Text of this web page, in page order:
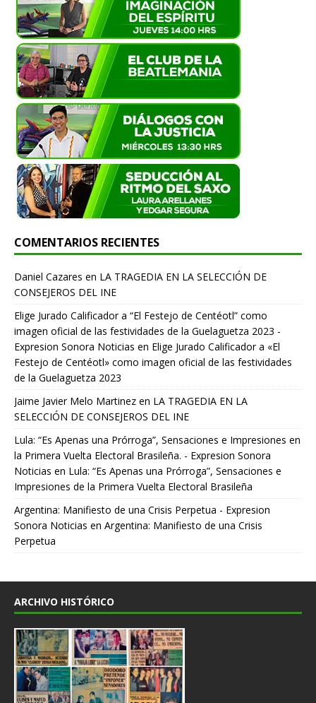
COMENTARIOS RECIENTES
Daniel Cazares en LA TRAGEDIA EN LA SELECCIÓN DE
CONSEJEROS DEL INE
Elige Jurado Calificador a “El Festejo de Centéotl” como
imagen oficial de las festividades de la Guelaguetza 2023 -
Expresion Sonora Noticias en Elige Jurado Calificador a «El
Festejo de Centéotl» como imagen oficial de las festividades
de la Guelaguetza 2023
Jaime Javier Melo Martinez en LA TRAGEDIA EN LA
SELECCIÓN DE CONSEJEROS DEL INE
Lula: “Es Apenas una Prórroga”, Sensaciones e Impresiones en
la Primera Vuelta Electoral Brasileña. - Expresion Sonora
Noticias en Lula: “Es Apenas una Prórroga”, Sensaciones e
Impresiones de la Primera Vuelta Electoral Brasileña
Argentina: Manifiesto de una Crisis Perpetua - Expresion
Sonora Noticias en Argentina: Manifiesto de una Crisis
Perpetua
ARCHIVO HISTÓRICO